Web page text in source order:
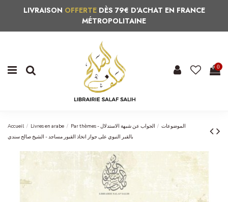
LIVRAISON OFFERTEDÈS 79€ D'ACHAT EN FRANCE
MÉTROPOLITAINE
0
Accueil Livres en arabe Par thèmes - الموضوعات
الجواب عن شبهة الاستدلال
بالقبر النبوي على جواز اتخاذ القبور مساجد - الشيخ صالح سندي